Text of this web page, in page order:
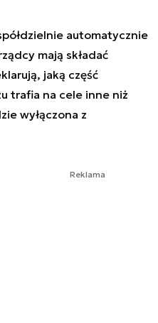
automatycznie
mają składać
jaką część
trafia na cele inne niż
wyłączona z
Reklama